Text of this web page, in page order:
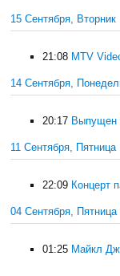
15 Сентября, Вторник
21:08 MTV
14 Сентября,
20:17 Выпущен
11 Сентября, Пятница
22:09 Концерт
04 Сентября, Пятница
01:25 Майкл